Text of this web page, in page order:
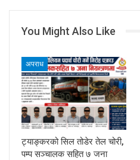
You Might Also Like
अपराध
ट्याङ्करको सिल तोडेर तेल चोरी,
पम्प सञ्चालक सहित ७ जना